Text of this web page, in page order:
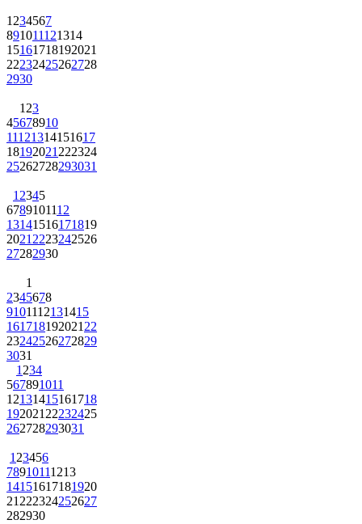
1 234567
891011121314
15161718192021
22232425262728
2930
1 23
45678910
11121314151617
18192021 222324
25262728293031
1 2345
6789101112
13141516171819
2021 2223242526
27282930
1
2345678
9101112131415
161718192021 22
23242526272829
3031
1 234
567891011
12131415161718
192021 22232425
262728293031
1 23456
78910111213
14151617181920
21 222324252627
282930